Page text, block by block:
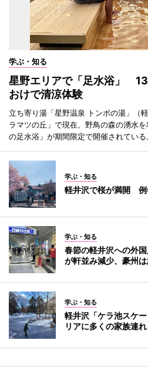
学ぶ・知る
星野エリアで「足水浴」
おけで清涼体験
立ち寄り湯「星野温泉 トンボの湯」（
ラマツの丘」で現在、野鳥の森の湧水
の足水浴」が期間限定で開催されている
学ぶ・知る
軽井沢で桜が満開 例
学ぶ・知る
春節の軽井沢への外
が軒並み減少、豪州
学ぶ・知る
軽井沢「ケラ池スケ
リアに多くの家族連れ